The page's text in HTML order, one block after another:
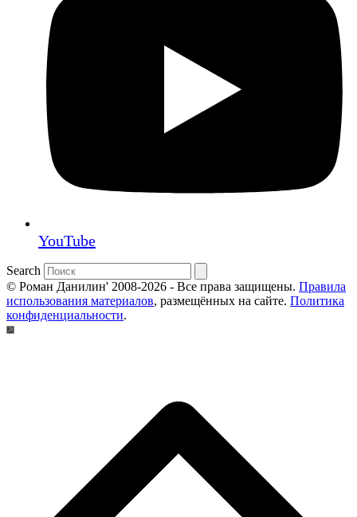
YouTube
Search
© Роман Данилин' 2008-2026 - Все права защищены. Правила
использования материалов, размещённых на сайте. Политика
конфиденциальности.